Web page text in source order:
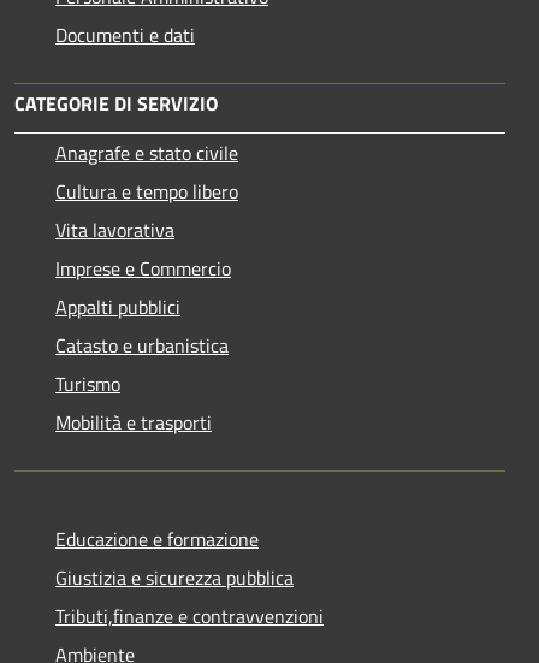
Documenti e dati
CATEGORIE DI SERVIZIO
Anagrafe e stato civile
Cultura e tempo libero
Vita lavorativa
Imprese e Commercio
Appalti pubblici
Catasto e urbanistica
Turismo
Mobilità e trasporti
Educazione e formazione
Giustizia e sicurezza pubblica
Tributi,finanze e contravvenzioni
Ambiente